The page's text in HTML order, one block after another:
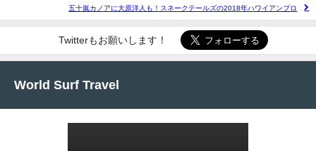
五十嵐カノアに大原洋人も！スネークテールズの2018年ハワイアンプロ
Twitterもお願いします！
World Surf Travel